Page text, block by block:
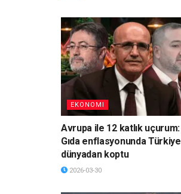
EKONOMI
Avrupa ile 12 katlık uçurum:
Gıda enflasyonunda Türkiye
dünyadan koptu
2026-03-30